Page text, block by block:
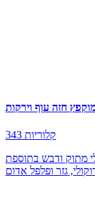
חזה עוף וירקות
343 קלוריות
מתוק ודבש בתוספת
גזר ופלפל אדום